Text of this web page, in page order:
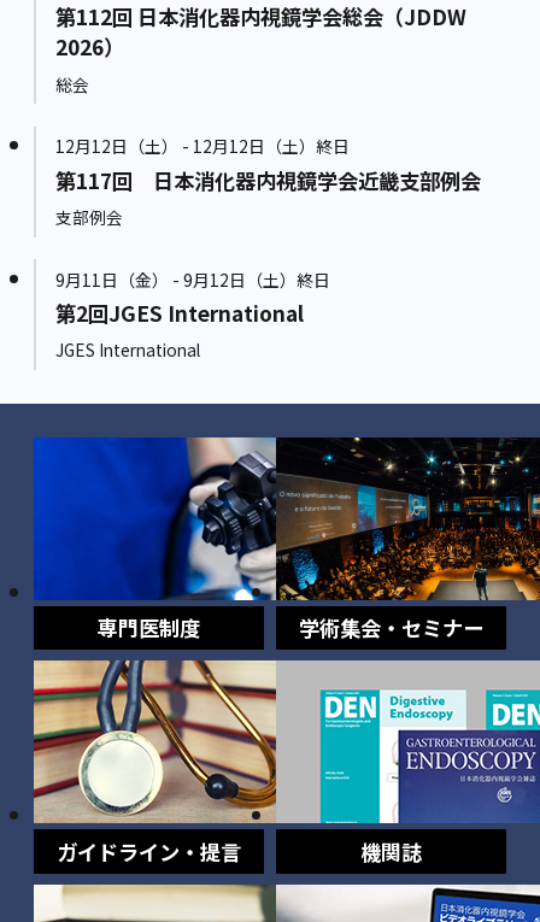
第112回 日本消化器内視鏡学会総会（JDDW
2026）
総会
12月12日（土） - 12月12日（土）終日
第117回 日本消化器内視鏡学会近畿支部例会
支部例会
9月11日（金） - 9月12日（土）終日
第2回JGES International
JGES International
専門医制度 学術集会・セミナー
ガイドライン・提言 機関誌